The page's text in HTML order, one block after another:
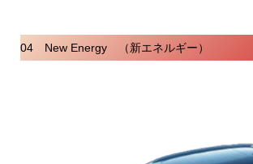
04 New Energy （新エネルギー）